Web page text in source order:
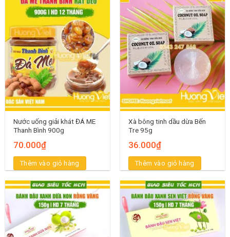
Nước uống giải khát ĐÁ ME
Thanh Bình 900g
70.000₫
Thêm vào giỏ hàng
Xà bông tinh dầu dừa Bến
Tre 95g
36.000₫
Thêm vào giỏ hàng